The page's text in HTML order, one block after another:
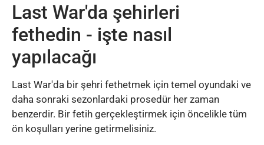
Last War'da şehirleri
fethedin - işte nasıl
yapılacağı
Last War'da bir şehri fethetmek için temel oyundaki ve
daha sonraki sezonlardaki prosedür her zaman
benzerdir. Bir fetih gerçekleştirmek için öncelikle tüm
ön koşulları yerine getirmelisiniz.